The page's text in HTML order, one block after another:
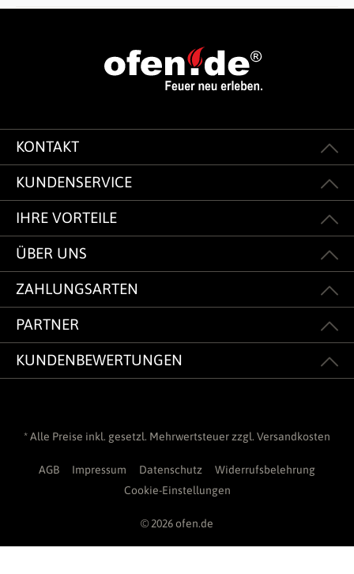
KONTAKT
KUNDENSERVICE
IHRE VORTEILE
ÜBER UNS
ZAHLUNGSARTEN
PARTNER
KUNDENBEWERTUNGEN
* Alle Preise inkl. gesetzl. Mehrwertsteuer zzgl. Versandkosten
AGB Impressum Datenschutz
Widerrufsbelehrung
Cookie-Einstellungen
© 2026 ofen.de